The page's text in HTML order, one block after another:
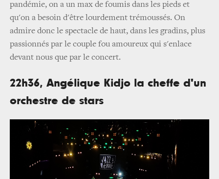
pandémie, on a un max de foumis dans les pieds et
qu'on a besoin d'être lourdement trémoussés. On
admire donc le spectacle de haut, dans les gradins, plus
passionnés par le couple fou amoureux qui s'enlace
devant nous que par le concert.
22h36, Angélique Kidjo la cheffe d'un
orchestre de stars